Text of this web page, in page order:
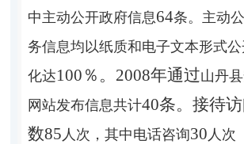
中主动公开政府信息64条。主动
务信息均以纸质和电子文本形式
化达100％。2008年通过山丹县
网站发布信息共计40条。接待
数85 人次，其中电话咨询30 人次